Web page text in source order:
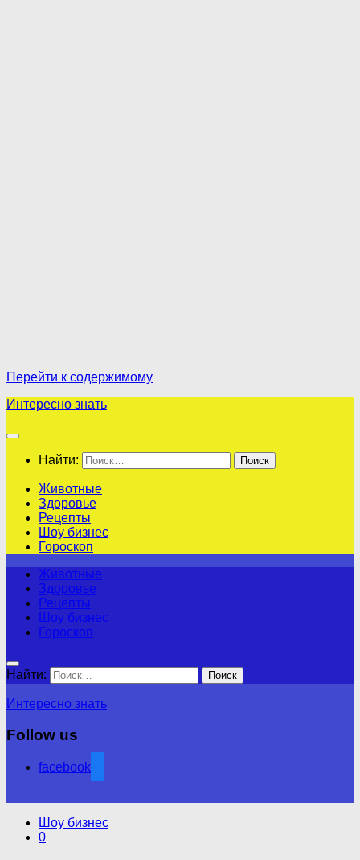
Перейти к содержимому
Интересно знать
Найти:
Животные
Здоровье
Рецепты
Шоу бизнес
Гороскоп
Животные
Здоровье
Рецепты
Шоу бизнес
Гороскоп
Найти:
Интересно знать
Follow us
facebook
Шоу бизнес
0